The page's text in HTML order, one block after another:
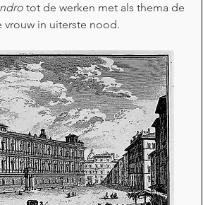
tot de werken met als thema de
vrouw in uiterste nood.